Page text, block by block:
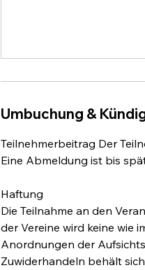
Umbuchung &
Teilnehmerbeitrag Der
Eine Abmeldung ist bis
Haftung
Die Teilnahme an den
der Vereine wird keine wie
Anordnungen der
Zuwiderhandeln behält